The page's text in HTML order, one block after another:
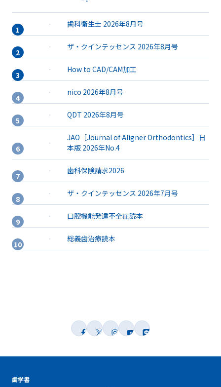
歯科衛生士 2026年8月号
ザ・クインテッセンス 2026年8月号
How to CAD/CAM加工
nico 2026年8月号
QDT 2026年8月号
JAO［Journal of Aligner Orthodontics］日
本版 2026年No.4
歯科保険請求2026
ザ・クインテッセンス 2026年7月号
口腔機能発達不全症読本
総義歯治療読本
歯学書